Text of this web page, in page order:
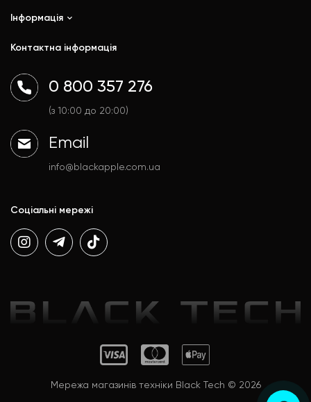
iPad
Watch
Гаджети
Аксесуари
Ремонт
Trade In
Інформація
Доставка і оплата
Договір публічної оферти
Політика конфіденційності
Контактна інформація
0 800 357 276
(з 10:00 до 20:00)
Email
info@blackapple.com.ua
Соціальні мережі
Мережа магазинів техніки Black Tech © 2026